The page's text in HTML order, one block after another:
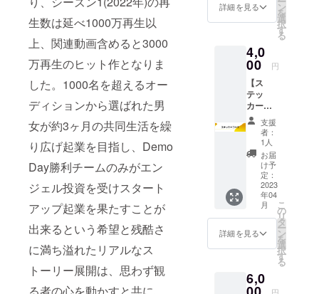
生数は延べ1000万再生以
上、関連動画含めると3000
万再生のヒット作となりま
した。1000名を超えるオー
ディションから選ばれた男
女が約3ヶ月の共同生活を繰
り広げ起業を目指し、Demo
Day勝利チームのみがエン
ジェル投資を受けスタート
アップ起業を果たすことが
出来るという希望と残酷さ
に満ち溢れたリアルなス
トーリー展開は、思わず観
サー兼
チーフ
メン
木＆出
演メン
バーの
支援者
限定コ
ラム全5
回をお
届け
詳細を見る ン
を
選
択
す
る
4,0
00 円
【ス
テッ
カー
コー
ス】 お
礼の
メッ
セージ
CAMPF
IRE活動
報告に
てプロ
デュー
サー兼
チーフ
メン
木＆出
演メン
支援
者：
1人
お届
け予
定：
2023
年04
月
詳細を見る
こ
の
リ
タ
ー
ン
を
選
択
す
る
6,0
円